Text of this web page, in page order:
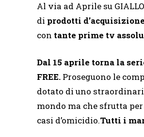
Al via ad Aprile su
di prodotti
con tante prime tv
Dal 15 aprile torna la
FREE. Proseguono le
dotato di uno
mondo ma che sfrutta
casi d’omicidio.Tutti i